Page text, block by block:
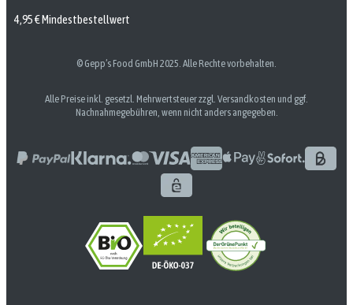
4,95 € Mindestbestellwert
© Gepp’s Food GmbH 2025. Alle Rechte vorbehalten.
Alle Preise inkl. gesetzl. Mehrwertsteuer zzgl. Versandkosten und ggf.
Nachnahmegebühren, wenn nicht anders angegeben.